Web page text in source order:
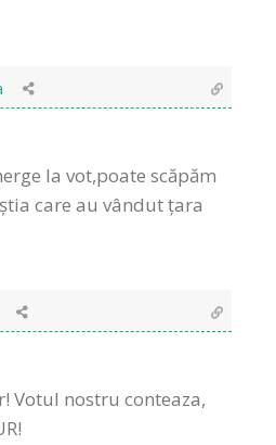
la vot,poate scăpăm
care au vândut țara
Votul nostru conteaza,